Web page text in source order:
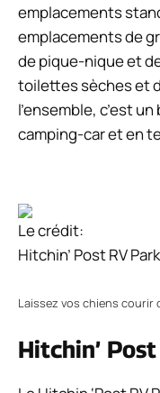
emplacements
emplacements de
de pique-nique et
toilettes sèches et
l’ensemble, c’est
camping-car et en
Le crédit:
Hitchin’ Post RV
Laissez vos chiens courir
Hitchin’